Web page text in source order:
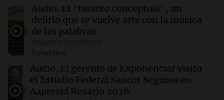
01:54 Mundo
Fallecen dos soldados israelíes en Líbano,
marcando el primer incidente mortal desde
junio
01:37 Mundo
Trump señala a Canadá por incendios
forestales, pero los científicos advierten sobre
el cambio climático
Audio. El "tarareo conceptual", un
delirio que se vuelve arte con la música
de las palabras
Episodios
Audio. El gerente de Exponenciar visitó
el Estudio Federal Sancor Seguros en
Aapresid Rosario 2026.